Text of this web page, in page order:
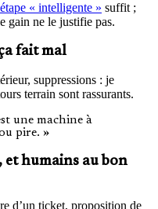
« intelligente » suffit ;
gain ne le justifie pas.
fait mal
suppressions : je
terrain sont rassurants.
une machine à
pire. »
d’un ticket, proposition de